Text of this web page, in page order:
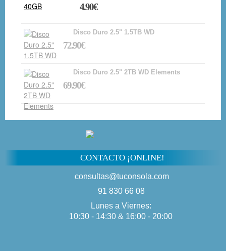
4.90€
Disco Duro 2.5" 1.5TB WD
72.90€
Disco Duro 2.5" 2TB WD Elements
69.90€
CONTACTO ¡ONLINE!
consultas@tuconsola.com
91 830 66 08
Lunes a Viernes:
10:30 - 14:30 & 16:00 - 20:00